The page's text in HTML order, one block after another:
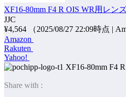
XF16-80mm F4 R OIS WR用レン
JJC
¥4,564
（2025/08/27 22:09時点 |
Amazon
Rakuten
Yahoo!
Share with :